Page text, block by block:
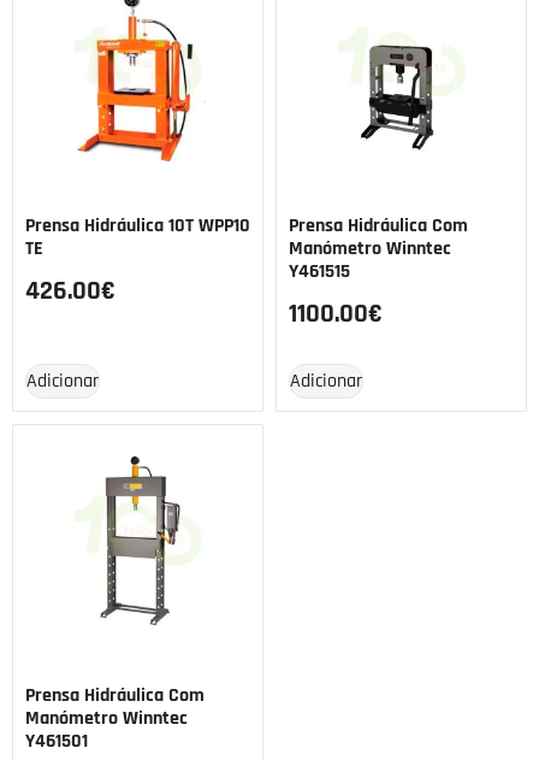
Prensa Hidráulica 10T WPP10
TE
426.00€
Adicionar
Prensa Hidráulica Com
Manómetro Winntec
Y461515
1100.00€
Adicionar
Prensa Hidráulica Com
Manómetro Winntec
Y461501